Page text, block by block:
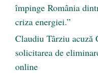
împinge România
criza energiei.”
Claudiu Târziu acuză
solicitarea de
online